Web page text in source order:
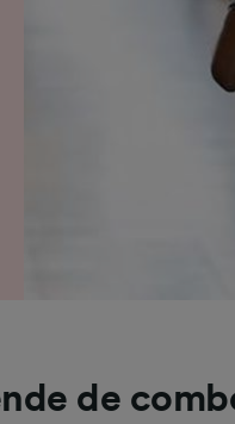
de